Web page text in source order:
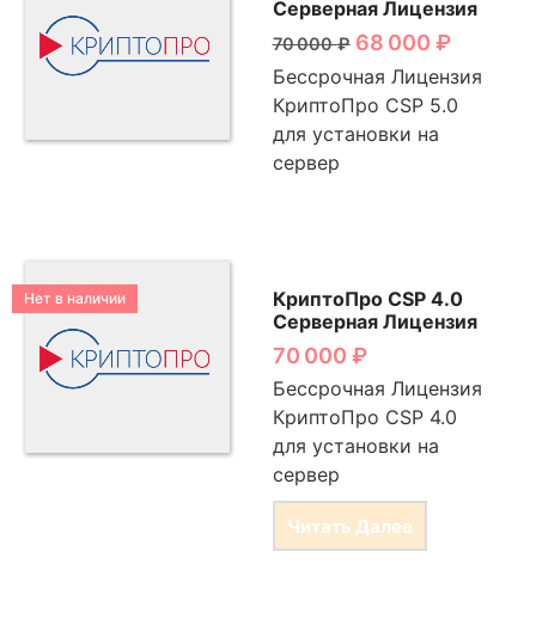
Серверная Лицензия
70 000₽ 68 000 ₽
Бессрочная Лицензия
КриптоПро CSP 5.0
для установки на
сервер
Нет в наличии
КриптоПро CSP 4.0
Серверная Лицензия
70 000 ₽
Бессрочная Лицензия
КриптоПро CSP 4.0
для установки на
сервер
Читать Далее